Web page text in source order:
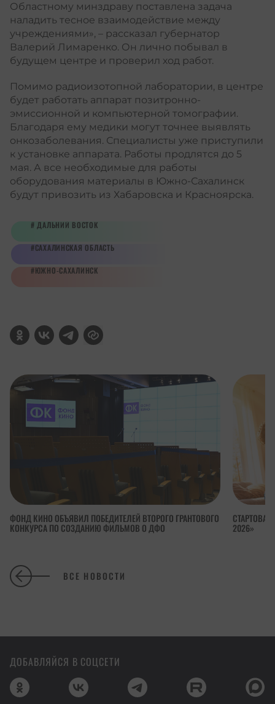
Областному минздраву поставлена задача
наладить тесное взаимодействие между
учреждениями», – рассказал губернатор
Валерий Лимаренко. Он лично побывал в
будущем центре и проверил ход работ.
Помимо радиоизотопной лаборатории, в центре
будет работать аппарат позитронно-
эмиссионной и компьютерной томографии.
Благодаря ему медики могут точнее выявлять
онкозаболевания. Специалисты уже приступили
к установке аппарата. Работы продлятся до 5
мая. А все необходимые для работы
оборудования материалы в Южно-Сахалинск
будут привозить из Хабаровска и Красноярска.
ДАЛЬНИЙ ВОСТОК
САХАЛИНСКАЯ ОБЛАСТЬ
ЮЖНО-САХАЛИНСК
ФОНД КИНО ОБЪЯВИЛ ПОБЕДИТЕЛЕЙ ВТОРОГО ГРАНТОВОГО
КОНКУРСА ПО СОЗДАНИЮ ФИЛЬМОВ О ДФО 2026»
ВСЕ НОВОСТИ
ДОБАВЛЯЙСЯ В СОЦСЕТИ